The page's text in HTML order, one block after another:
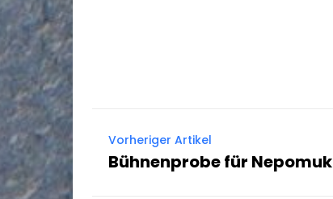
Vorheriger Artikel
Bühnenprobe für Nepomuk